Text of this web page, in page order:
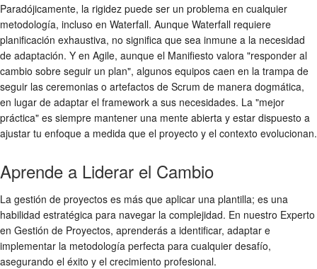
Paradójicamente, la rigidez puede ser un problema en cualquier
metodología, incluso en Waterfall. Aunque Waterfall requiere
planificación exhaustiva, no significa que sea inmune a la necesidad
de adaptación. Y en Agile, aunque el Manifiesto valora "responder al
cambio sobre seguir un plan", algunos equipos caen en la trampa de
seguir las ceremonias o artefactos de Scrum de manera dogmática,
en lugar de adaptar el framework a sus necesidades. La "mejor
práctica" es siempre mantener una mente abierta y estar dispuesto a
ajustar tu enfoque a medida que el proyecto y el contexto evolucionan.
Aprende a Liderar el Cambio
La gestión de proyectos es más que aplicar una plantilla; es una
habilidad estratégica para navegar la complejidad. En nuestro Experto
en Gestión de Proyectos, aprenderás a identificar, adaptar e
implementar la metodología perfecta para cualquier desafío,
asegurando el éxito y el crecimiento profesional.